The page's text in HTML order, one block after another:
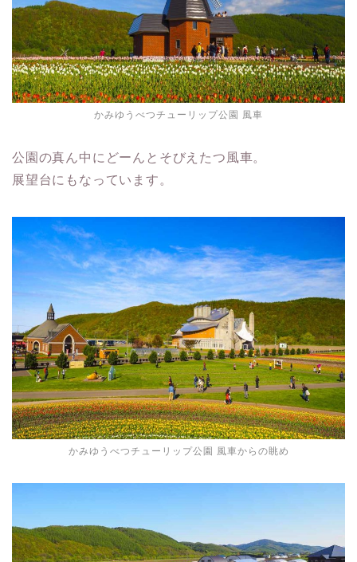
かみゆうべつチューリップ公園 風車
公園の真ん中にどーんとそびえたつ風車。
展望台にもなっています。
かみゆうべつチューリップ公園 風車からの眺め